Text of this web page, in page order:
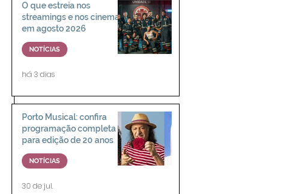
O que estreia nos
streamings e nos cinemas
em agosto 2026
NOTÍCIAS
há 3 dias
Porto Musical: confira
programação completa
para edição de 20 anos
NOTÍCIAS
30 de jul.